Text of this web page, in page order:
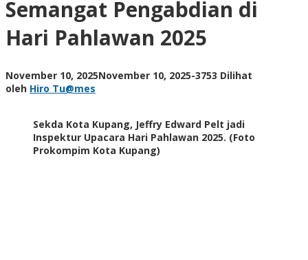
Hari
Pahlawan
2025
Semangat Pengabdian di
Hari Pahlawan 2025
November 10, 2025November 10, 2025oleh
-3753 Dilihat
oleh Hiro Tu@mes
Sekda Kota Kupang, Jeffry Edward Pelt jadi
Inspektur Upacara Hari Pahlawan 2025. (Foto
Prokompim Kota Kupang)